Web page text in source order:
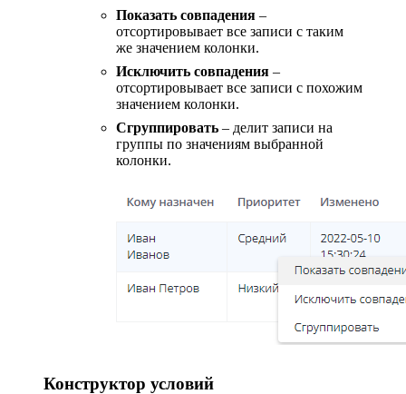
Показать совпадения –
отсортировывает все записи с таким
же значением колонки.
Исключить совпадения –
отсортировывает все записи с похожим
значением колонки.
Сгруппировать – делит записи на
группы по значениям выбранной
колонки.
Конструктор условий